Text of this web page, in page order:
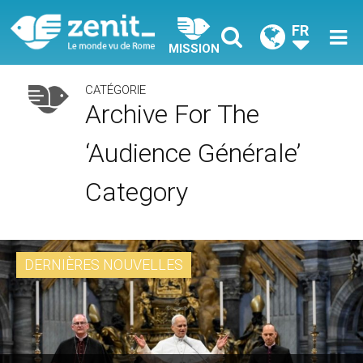
MISSION
FR
CATÉGORIE
Archive For The
‘Audience Générale’
Category
DERNIÈRES NOUVELLES